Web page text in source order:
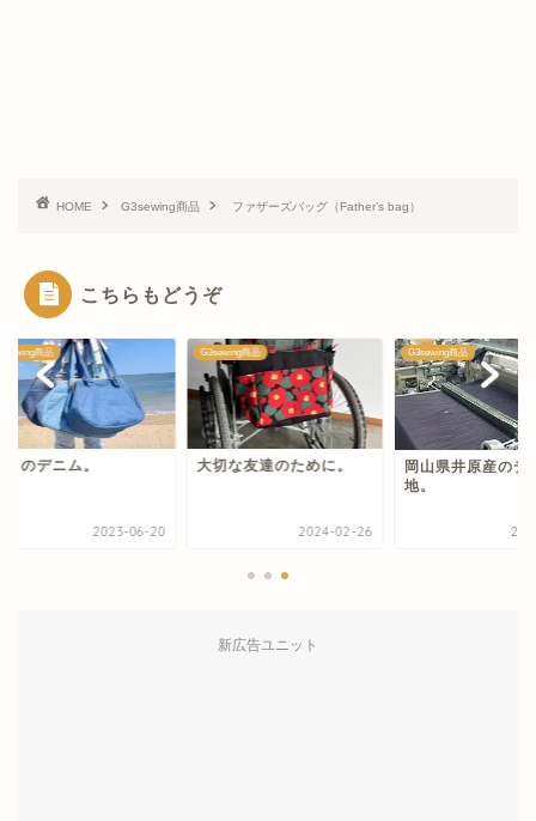
HOME G3sewing商品 ファザーズバッグ（Father’s bag）
こちらもどうぞ
商品
のデニム。
2023-06-20
G3sewing商品
大切な友達のために。
2024-02-26
G3sewing商品
岡山県井原産のデニ
地。
2023-
新広告ユニット